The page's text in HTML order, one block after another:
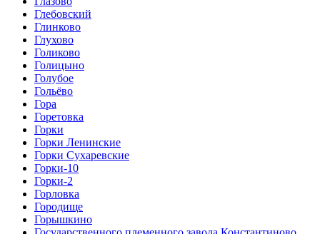
Глебовский
Глинково
Глухово
Голиково
Голицыно
Голубое
Гольёво
Гора
Горетовка
Горки
Горки Ленинские
Горки Сухаревские
Горки-10
Горки-2
Горловка
Городище
Горышкино